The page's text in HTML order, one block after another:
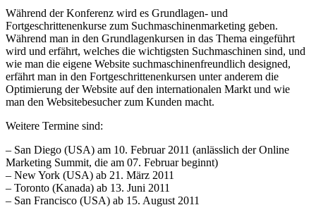
Während der Konferenz wird es Grundlagen- und
Fortgeschrittenenkurse zum Suchmaschinenmarketing geben.
Während man in den Grundlagenkursen in das Thema eingeführt
wird und erfährt, welches die wichtigsten Suchmaschinen sind, und
wie man die eigene Website suchmaschinenfreundlich designed,
erfährt man in den Fortgeschrittenenkursen unter anderem die
Optimierung der Website auf den internationalen Markt und wie
man den Websitebesucher zum Kunden macht.
Weitere Termine sind:
– San Diego (USA) am 10. Februar 2011 (anlässlich der Online
Marketing Summit, die am 07. Februar beginnt)
– New York (USA) ab 21. März 2011
– Toronto (Kanada) ab 13. Juni 2011
– San Francisco (USA) ab 15. August 2011